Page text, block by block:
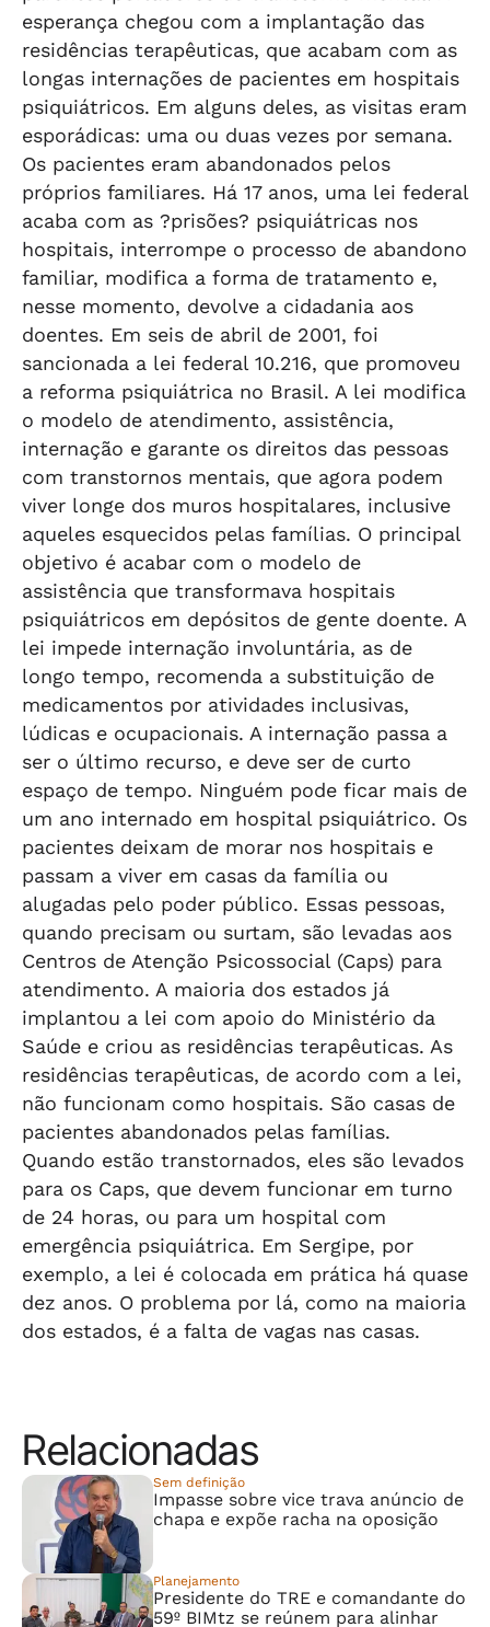
esperança chegou com a implantação das
residências terapêuticas, que acabam com as
longas internações de pacientes em hospitais
psiquiátricos. Em alguns deles, as visitas eram
esporádicas: uma ou duas vezes por semana.
Os pacientes eram abandonados pelos
próprios familiares. Há 17 anos, uma lei federal
acaba com as ?prisões? psiquiátricas nos
hospitais, interrompe o processo de abandono
familiar, modifica a forma de tratamento e,
nesse momento, devolve a cidadania aos
doentes. Em seis de abril de 2001, foi
sancionada a lei federal 10.216, que promoveu
a reforma psiquiátrica no Brasil. A lei modifica
o modelo de atendimento, assistência,
internação e garante os direitos das pessoas
com transtornos mentais, que agora podem
viver longe dos muros hospitalares, inclusive
aqueles esquecidos pelas famílias. O principal
objetivo é acabar com o modelo de
assistência que transformava hospitais
psiquiátricos em depósitos de gente doente. A
lei impede internação involuntária, as de
longo tempo, recomenda a substituição de
medicamentos por atividades inclusivas,
lúdicas e ocupacionais. A internação passa a
ser o último recurso, e deve ser de curto
espaço de tempo. Ninguém pode ficar mais de
um ano internado em hospital psiquiátrico. Os
pacientes deixam de morar nos hospitais e
passam a viver em casas da família ou
alugadas pelo poder público. Essas pessoas,
quando precisam ou surtam, são levadas aos
Centros de Atenção Psicossocial (Caps) para
atendimento. A maioria dos estados já
implantou a lei com apoio do Ministério da
Saúde e criou as residências terapêuticas. As
residências terapêuticas, de acordo com a lei,
não funcionam como hospitais. São casas de
pacientes abandonados pelas famílias.
Quando estão transtornados, eles são levados
para os Caps, que devem funcionar em turno
de 24 horas, ou para um hospital com
emergência psiquiátrica. Em Sergipe, por
exemplo, a lei é colocada em prática há quase
dez anos. O problema por lá, como na maioria
dos estados, é a falta de vagas nas casas.
Relacionadas
Sem definição
Impasse sobre vice trava anúncio de
chapa e expõe racha na oposição
Planejamento
Presidente do TRE e comandante do
59º BIMtz se reúnem para alinhar